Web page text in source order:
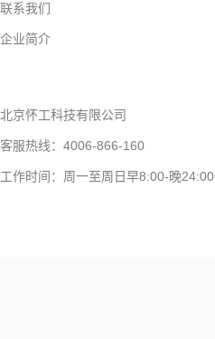
联系我们
企业简介
北京怀工科技有限公司
客服热线：4006-866-160
工作时间：周一至周日早8:00-晚24:00